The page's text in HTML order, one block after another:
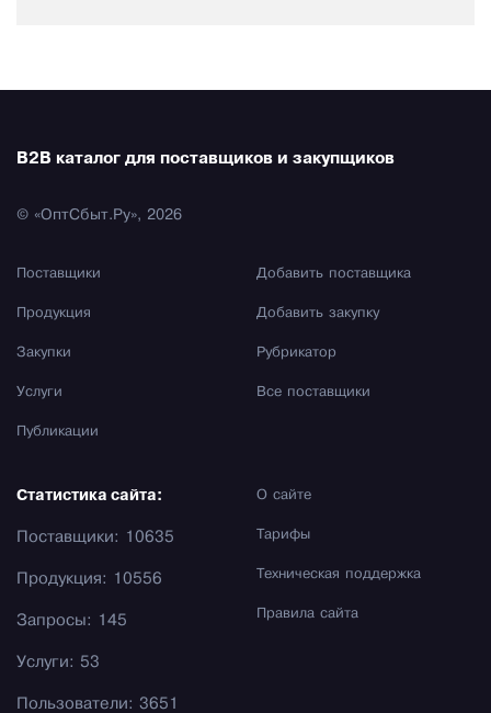
B2B каталог для поставщиков и закупщиков
© «ОптСбыт.Ру», 2026
Поставщики
Продукция
Закупки
Услуги
Публикации
Добавить поставщика
Добавить закупку
Рубрикатор
Все поставщики
О сайте
Тарифы
Техническая поддержка
Правила сайта
Статистика сайта:
Поставщики: 10635
Продукция: 10556
Запросы: 145
Услуги: 53
Пользователи: 3651